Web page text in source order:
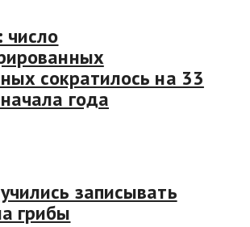
число
сократилось на 33
года
записывать
грибы